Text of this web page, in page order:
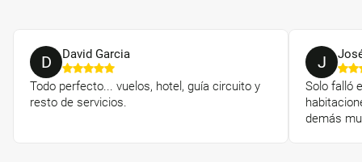
D David Garcia
Todo perfecto... vuelos, hotel, guía circuito y
resto de servicios.
J
Solo falló
demás